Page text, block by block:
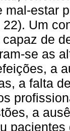
mal-estar
Um
de
se as
a
a falta
a